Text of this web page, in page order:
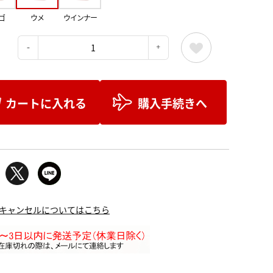
ウメ ウインナー
カートに入れる 購入手続きへ
ャンセルについてはこちら